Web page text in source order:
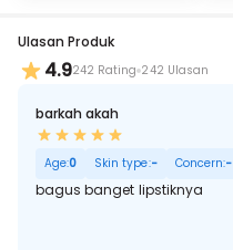
Ulasan Produk
4.9242 Rating 242 Ulasan
barkah akah
Age:0 Skin type:- Concern:-
bagus banget lipstiknya